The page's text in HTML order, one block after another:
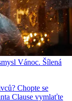
Vánoc. Šílená
Chopte se
Clause vymlaťte